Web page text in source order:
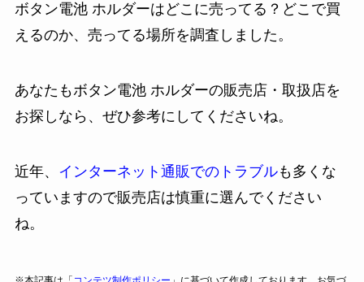
ボタン電池 ホルダーはどこに売ってる？どこで買
えるのか、売ってる場所を調査しました。
あなたもボタン電池 ホルダーの販売店・取扱店を
お探しなら、ぜひ参考にしてくださいね。
近年、 インターネット通販でのトラブルも多くな
っていますので販売店は慎重に選んでください
ね。